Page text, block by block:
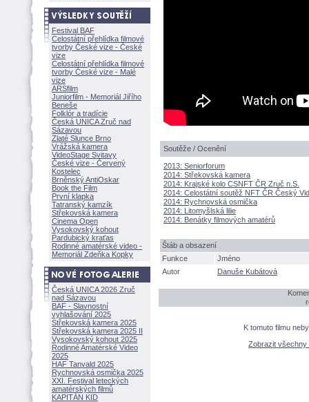
Festival BAF
Celostátní přehlídka filmové
tvorby České vize - České
vize
Celostátní přehlídka filmové
tvorby České vize - Malé
vize
ARSfilm
Juniorfilm - Memoriál Jiřího
Beneše
Folklór a tradície
Česká UNICA Zruč nad
Sázavou
Zlaté Slunce Brno
Vrážská kamera
VideoStage Svitavy
České vize - Červený
Kostelec
Brněnský AntiOskar
Book the Film
První klapka
Tatranský kamzík
Střekovská kamera
Cinema Open
Vysokovský kohout
Pardubický kraťas
Rodinné amatérské video -
Memoriál Zdeňka Kopky
Česká UNICA 2026 Zruč
nad Sázavou
BAF - Slavnostní
vyhlašování 2025
Střekovská kamera 2025
Střekovská kamera 2025 II
Vysokovský kohout 2025
Rodinné Amatérské Video
2025
HAF Tanvald 2025
Rychnovská osmička 2025
XXI. Festival leteckých
amatérských filmů
KAPITÁN KID
Soutěže / Ocenění
2013: Seniorforum
2014: Střekovská kamera
2014: Krajské kolo CSNFT ČR Zruč n.S.
2014: Celostátní soutěž NFT ČR Český
2014: Rychnovská osmička
2014: Litomyšlská lilie
2014: Benátky filmových amatérů
táb a obsazení
Funkce
Jméno
Autor
Danuše Kubátov
K tomuto filmu
Zobrazit všechny